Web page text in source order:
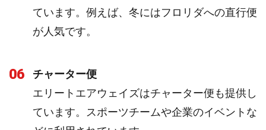
ています。例えば、冬にはフロリダへの直行便
が人気です。
06
チャーター便
エリートエアウェイズはチャーター便も提供し
ています。スポーツチームや企業のイベントな